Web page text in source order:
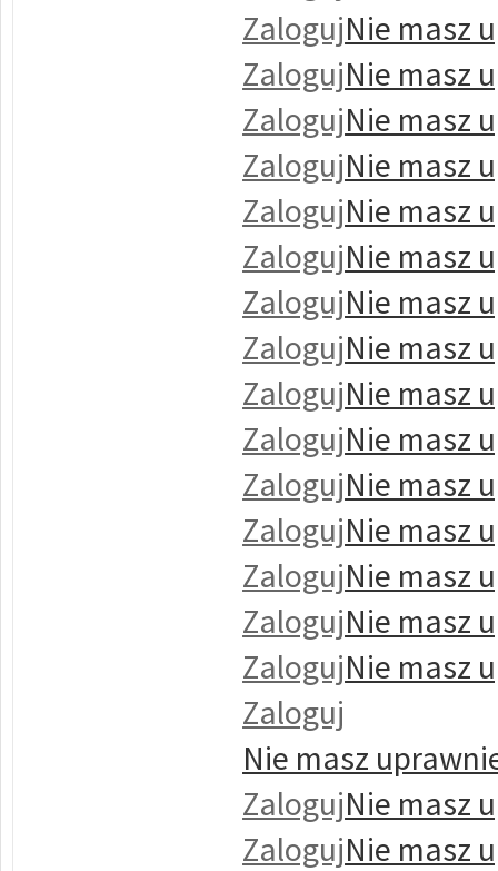
ZalogujNie masz
ZalogujNie masz
ZalogujNie masz
ZalogujNie masz
ZalogujNie masz
ZalogujNie masz
ZalogujNie masz
ZalogujNie masz
ZalogujNie masz
ZalogujNie masz
ZalogujNie masz
ZalogujNie masz
ZalogujNie masz
ZalogujNie masz
ZalogujNie masz
Zaloguj
Nie masz
ZalogujNie masz
ZalogujNie masz